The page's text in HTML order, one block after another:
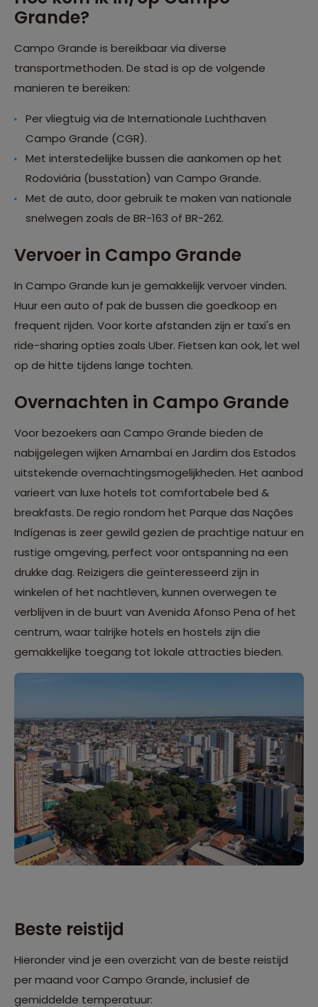
Grande?
Campo Grande is bereikbaar via diverse
transportmethoden. De stad is op de volgende
manieren te bereiken:
Per vliegtuig via de Internationale Luchthaven
Campo Grande (CGR).
Met interstedelijke bussen die aankomen op het
Rodoviária (busstation) van Campo Grande.
Met de auto, door gebruik te maken van nationale
snelwegen zoals de BR-163 of BR-262.
Vervoer in Campo Grande
In Campo Grande kun je gemakkelijk vervoer vinden.
Huur een auto of pak de bussen die goedkoop en
frequent rijden. Voor korte afstanden zijn er taxi's en
ride-sharing opties zoals Uber. Fietsen kan ook, let wel
op de hitte tijdens lange tochten.
Overnachten in Campo Grande
Voor bezoekers aan Campo Grande bieden de
nabijgelegen wijken Amambaí en Jardim dos Estados
uitstekende overnachtingsmogelijkheden. Het aanbod
varieert van luxe hotels tot comfortabele bed &
breakfasts. De regio rondom het Parque das Nações
Indígenas is zeer gewild gezien de prachtige natuur en
rustige omgeving, perfect voor ontspanning na een
drukke dag. Reizigers die geïnteresseerd zijn in
winkelen of het nachtleven, kunnen overwegen te
verblijven in de buurt van Avenida Afonso Pena of het
centrum, waar talrijke hotels en hostels zijn die
gemakkelijke toegang tot lokale attracties bieden.
Beste reistijd
Hieronder vind je een overzicht van de beste reistijd
per maand voor Campo Grande, inclusief de
gemiddelde temperatuur: